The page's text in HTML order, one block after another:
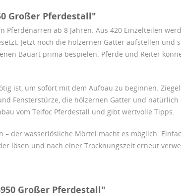
Großer Pferdestall"
Pferdenarren ab 8 Jahren. Aus 420 Einzelteilen
Jetzt noch die hölzernen Gatter aufstellen
Bauart prima bespielen. Pferde und Reiter
ist, um sofort mit dem Aufbau zu beginnen.
Fensterstürze, die hölzernen Gatter und
vom Teifoc Pferdestall und gibt wertvolle Tipps.
der wasserlösliche Mörtel macht es möglich.
lösen und nach einer Trocknungszeit erneut
Großer Pferdestall"